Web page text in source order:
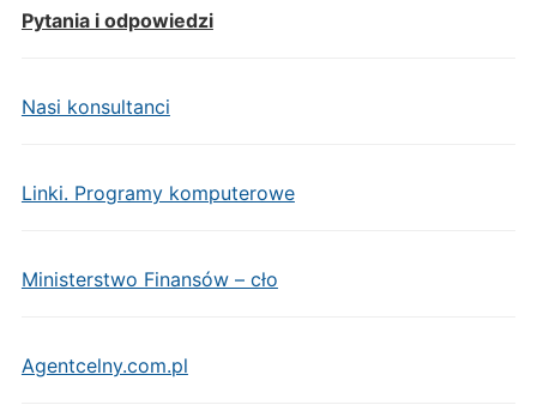
Pytania i odpowiedzi
Nasi konsultanci
Linki. Programy komputerowe
Ministerstwo Finansów – cło
Agentcelny.com.pl